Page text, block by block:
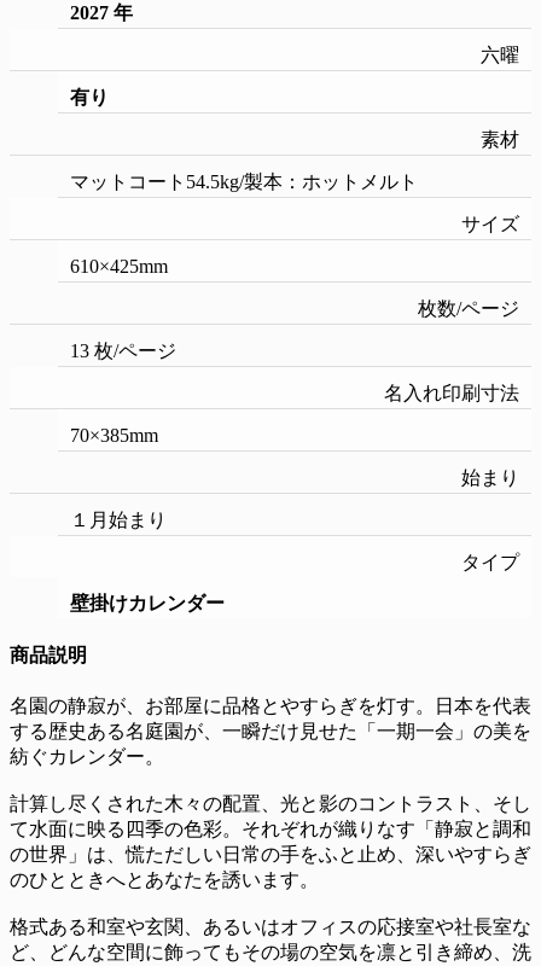
2027 年
六曜
有り
素材
マットコート54.5kg/製本：ホットメルト
サイズ
610×425mm
枚数/ページ
13 枚/ページ
名入れ印刷寸法
70×385mm
始まり
１月始まり
タイプ
壁掛けカレンダー
商品説明
名園の静寂が、お部屋に品格とやすらぎを灯す。日本を代表
する歴史ある名庭園が、一瞬だけ見せた「一期一会」の美を
紡ぐカレンダー。
計算し尽くされた木々の配置、光と影のコントラスト、そし
て水面に映る四季の色彩。それぞれが織りなす「静寂と調和
の世界」は、慌ただしい日常の手をふと止め、深いやすらぎ
のひとときへとあなたを誘います。
格式ある和室や玄関、あるいはオフィスの応接室や社長室な
ど、どんな空間に飾ってもその場の空気を凛と引き締め、洗